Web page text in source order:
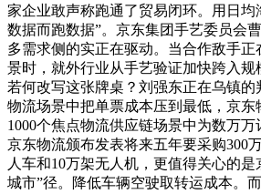
家企业敢声称跑通了贸易闭环。用日均
数据而跑数据”。京东集团手艺委员会
多需求侧的实正在驱动。当合作敌手
景时，就外行业从手艺验证加快跨入
若何改写这张牌桌？刘强东正在乌镇
物流场景中把单票成本压到最低，京东
1000个焦点物流供应链场景中为数万万
京东物流颁布发表将来五年要采购300
人车和10万架无人机，更值得关心的
城市”径。降低车辆空驶取转运成本。